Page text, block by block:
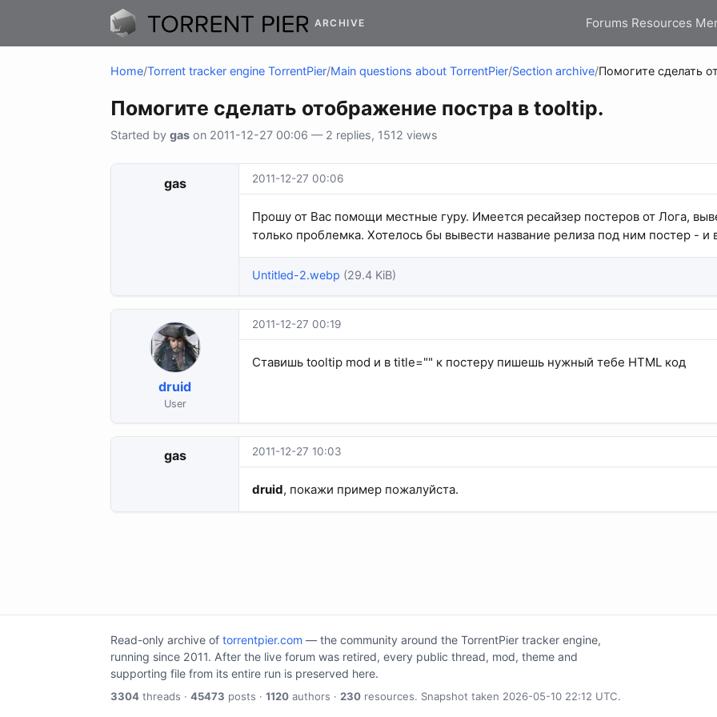
ARCHIVE Forums Resources
Home/Torrent tracker engine TorrentPier/Main questions about TorrentPier/Section archive/Помогите сделать
Помогите сделать отображение постра в tooltip.
Started by gas on 2011-12-27 00:06 — 2 replies, 1512 views
gas 2011-12-27 00:06
Прошу от Вас помощи местные гуру. Имеется ресайзер постеров от Лога,
только проблемка. Хотелось бы вывести название релиза под ним постер - и
Untitled-2.webp (29.4 KiB)
druid
User
2011-12-27 00:19
Ставишь tooltip mod и в title="" к постеру пишешь нужный тебе HTML код
gas 2011-12-27 10:03
druid, покажи пример пожалуйста.
Read-only archive of torrentpier.com — the community around the TorrentPier tracker engine,
running since 2011. After the live forum was retired, every public thread, mod, theme and
supporting file from its entire run is preserved here.
3304 threads · 45473 posts · 1120 authors · 230 resources. Snapshot taken 2026-05-10 22:12 UTC.